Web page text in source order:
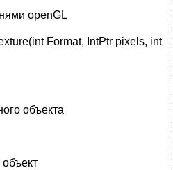
openGL
Format, IntPtr pixels, int
объекта